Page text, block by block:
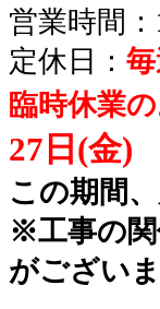
営業時間：
定休日：
臨時休業
27日(金)
この期間
※工事の関
がございま